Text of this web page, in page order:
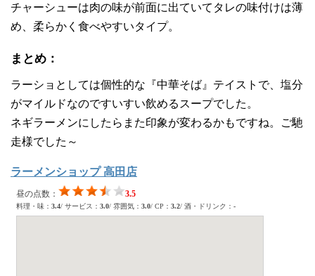
チャーシューは肉の味が前面に出ていてタレの味付けは薄
め、柔らかく食べやすいタイプ。
まとめ：
ラーショとしては個性的な『中華そば』テイストで、塩分
がマイルドなのですいすい飲めるスープでした。
ネギラーメンにしたらまた印象が変わるかもですね。ご馳
走様でした～
ラーメンショップ 高田店